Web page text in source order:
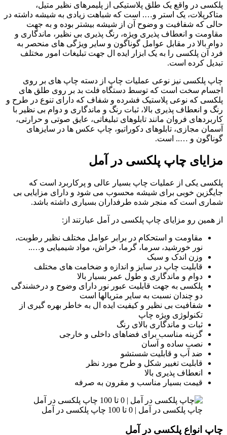
پلکسی در واقع یک طلق پلاستیکی از پلیمرهای نظیر متیل،
متاکرپلات، یک استر و…. است که شباهت زیادی به شیشه داشته در
حالی که شفافیت و وضوح آن از شیشه بیشتر بوده و به جهت
مقاومت و انعطاف پذیری ویژه، رنگ پذیری بی نظیر، ماندگاری و
دوام بالا در مقابل عوامل گوناگون و سایر ویژگی های منحصر به
فرد آن‌ پلکسی را به یک ابزار ایده ال جهت تبلیغات امور مختلف
تبدیل کرده است.
چاپ پلکسی نیز نوعی عملیات چاپ از دسته چاپ های بر روی
اجسام سخت است که توسط دستگاه فلت بد بر روی طلق های
پلکسی که نوعی پلاستیک فشرده و شفاف که دارای تنوع در طرح و
رنگ و انعطاف پذیری بالا، ثبات رنگ و ماندگاری و دوام بی نظیر با
کاربردهای فروان مانند تابلوهای تبلیغاتی، عایق صوتی و حرارتی،
آسمان مجازی، تابلوهای دکوراتیو، چاپ عکس ها در سایزهای
گوناگون و ….. است.
مزایای چاپ پلکسی در آمل
پلکسی یکی از عملیات چاپ بسیار عالی و پرکاربرد است که
جایگزین خوبی برای شیشه محسوب می شود و دارای مزایایی بی
شماری است که منجر شده طرفداران بسیاری داشته باشد.
از همین رو مزایای چاپ پلکسی در آمل عبارتند از:
مقاومت و استحکام در برابر عوامل مختلف نظیر رطوبت،
نور خورشید، سرما، گرما، خراش، مواد شیمیایی و…..
وزن اندک و سبک
قابلیت چاپ در سایز و اندازه و ضخامت های مختلف
دوام و ماندگاری و طول عمر بسیار بالا
پلکسی به جهت قابلیت عبور نور دارای وضوح و درخشندگی
دو چندان نسبت به سایر متریالها است
شفافیت بی نظیر و کیفیت ایده ال به خاطر بهره گیری از
تکنولوژی ویژه چاپ
ثبات و ماندگاری بالای رنگ
گزینه مناسب برای فضاهای داخلی و خارجی
نصب ساده و آسان
ضد آب و قابلیت شستشو
قابلیت تغییر شکل و طرح مورد نظر
انعطاف پذیری بالا
قیمت‌ بسیار مناسب و مقرون به صرفه
چاپ پلکسی در آمل | 0 تا 100 چاپ پلکسی در آمل
چاپ انواع پلکسی در آمل